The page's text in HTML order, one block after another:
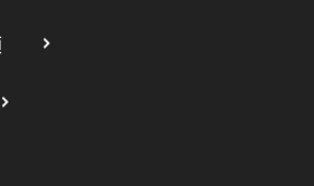
戸・向ヶ丘遊園
蔵小杉